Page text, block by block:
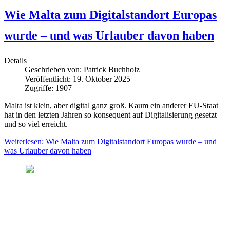
Wie Malta zum Digitalstandort Europas
wurde – und was Urlauber davon haben
Details
Geschrieben von: Patrick Buchholz
Veröffentlicht: 19. Oktober 2025
Zugriffe: 1907
Malta ist klein, aber digital ganz groß. Kaum ein anderer EU-Staat
hat in den letzten Jahren so konsequent auf Digitalisierung gesetzt –
und so viel erreicht.
Weiterlesen: Wie Malta zum Digitalstandort Europas wurde – und
was Urlauber davon haben